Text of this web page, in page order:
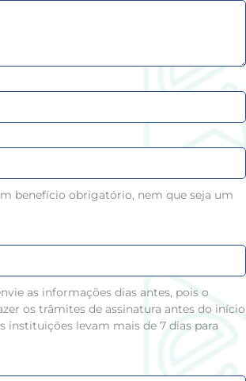
benefício obrigatório, nem que seja um
as informações dias antes, pois o
os trâmites de assinatura antes do início
instituições levam mais de 7 dias para